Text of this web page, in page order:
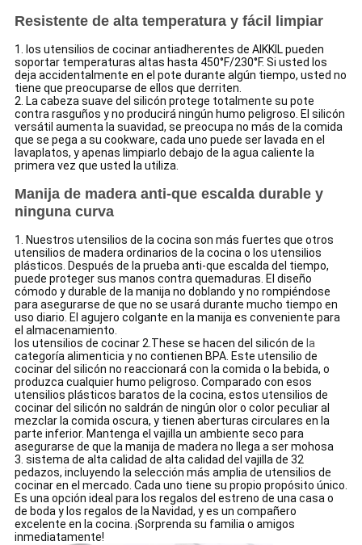
Resistente de alta temperatura y fácil limpiar
1. los utensilios de cocinar antiadherentes de AIKKIL pueden
soportar temperaturas altas hasta 450°F/230°F. Si usted los
deja accidentalmente en el pote durante algún tiempo, usted no
tiene que preocuparse de ellos que derriten.
2. La cabeza suave del silicón protege totalmente su pote
contra rasguños y no producirá ningún humo peligroso. El silicón
versátil aumenta la suavidad, se preocupa no más de la comida
que se pega a su cookware, cada uno puede ser lavada en el
lavaplatos, y apenas limpiarlo debajo de la agua caliente la
primera vez que usted la utiliza.
Manija de madera anti-que escalda durable y
ninguna curva
1. Nuestros utensilios de la cocina son más fuertes que otros
utensilios de madera ordinarios de la cocina o los utensilios
plásticos. Después de la prueba anti-que escalda del tiempo,
puede proteger sus manos contra quemaduras. El diseño
cómodo y durable de la manija no doblando y no rompiéndose
para asegurarse de que no se usará durante mucho tiempo en
uso diario. El agujero colgante en la manija es conveniente para
el almacenamiento.
los utensilios de cocinar2.These se hacen del silicón de la
categoría alimenticia y no contienen BPA. Este utensilio de
cocinar del silicón no reaccionará con la comida o la bebida, o
produzca cualquier humo peligroso. Comparado con esos
utensilios plásticos baratos de la cocina, estos utensilios de
cocinar del silicón no saldrán de ningún olor o color peculiar al
mezclar la comida oscura, y tienen aberturas circulares en la
parte inferior. Mantenga el vajilla un ambiente seco para
asegurarse de que la manija de madera no llega a ser mohosa
3. sistema de alta calidad de alta calidad del vajilla de 32
pedazos, incluyendo la selección más amplia de utensilios de
cocinar en el mercado. Cada uno tiene su propio propósito único.
Es una opción ideal para los regalos del estreno de una casa o
de boda y los regalos de la Navidad, y es un compañero
excelente en la cocina. ¡Sorprenda su familia o amigos
inmediatamente!